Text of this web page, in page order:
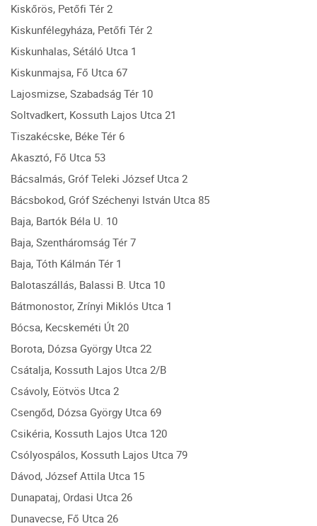
Kiskőrös, Petőfi Tér 2
Kiskunfélegyháza, Petőfi Tér 2
Kiskunhalas, Sétáló Utca 1
Kiskunmajsa, Fő Utca 67
Lajosmizse, Szabadság Tér 10
Soltvadkert, Kossuth Lajos Utca 21
Tiszakécske, Béke Tér 6
Akasztó, Fő Utca 53
Bácsalmás, Gróf Teleki József Utca 2
Bácsbokod, Gróf Széchenyi István Utca 85
Baja, Bartók Béla U. 10
Baja, Szentháromság Tér 7
Baja, Tóth Kálmán Tér 1
Balotaszállás, Balassi B. Utca 10
Bátmonostor, Zrínyi Miklós Utca 1
Bócsa, Kecskeméti Út 20
Borota, Dózsa György Utca 22
Csátalja, Kossuth Lajos Utca 2/B
Csávoly, Eötvös Utca 2
Csengőd, Dózsa György Utca 69
Csikéria, Kossuth Lajos Utca 120
Csólyospálos, Kossuth Lajos Utca 79
Dávod, József Attila Utca 15
Dunapataj, Ordasi Utca 26
Dunavecse, Fő Utca 26